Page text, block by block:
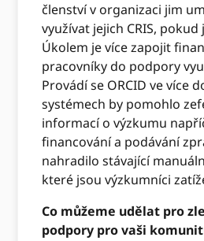
členství v organizaci jim
využívat jejich CRIS, pokud
Úkolem je více zapojit
pracovníky do podpory
Provádí se ORCID ve více
systémech by pomohlo
informací o výzkumu
financování a podávání
nahradilo stávající
které jsou výzkumníci
Co můžeme udělat pro
podpory pro vaši